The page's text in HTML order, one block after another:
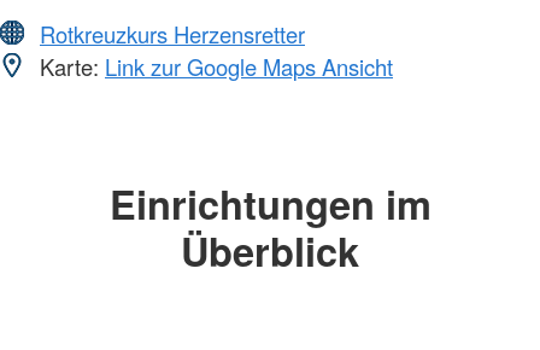
Rotkreuzkurs Herzensretter
Karte: Link zur Google Maps Ansicht
Einrichtungen im
Überblick